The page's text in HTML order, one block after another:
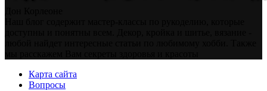
Карта сайта
Вопросы